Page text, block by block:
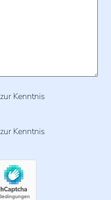
zur Kenntnis
zur Kenntnis